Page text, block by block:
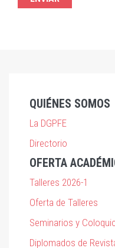
QUIÉNES SOMOS
La DGPFE
Directorio
OFERTA
Talleres 2026-1
Oferta de Talleres
Seminarios y
Diplomados de